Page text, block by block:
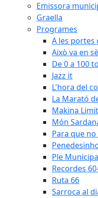
Emissora
Graella
Programes
A les portes
Això va en
De 0 a 100
Jazz it
L'hora del
La Marató
Makina
Món
Para que
Ple
Recordes
Ruta 66
Sarroca al